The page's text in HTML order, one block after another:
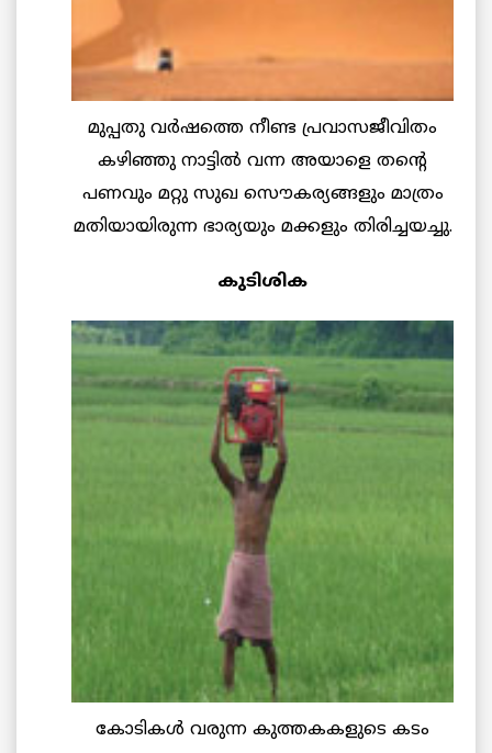
മുപ്പതു വര്‍ഷത്തെ നീണ്ട പ്രവാസജീവിതം
കഴിഞ്ഞു നാട്ടില്‍ വന്ന അയാളെ തന്റെ
പണവും മറ്റു സുഖ സൌകര്യങ്ങളും മാത്രം
മതിയായിരുന്ന ഭാര്യയും മക്കളും തിരിച്ചയച്ചു.
കുടിശിക
കോടികള്‍ വരുന്ന കുത്തകകളുടെ കടം